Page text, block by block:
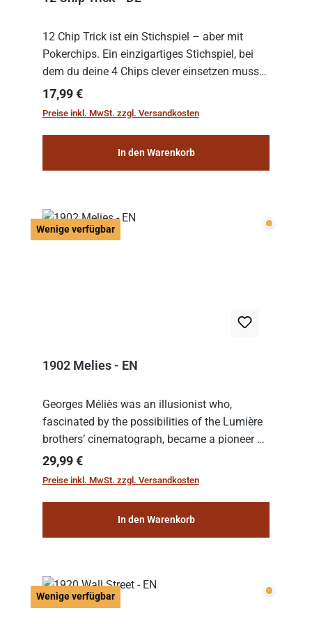
12 Chip Trick ist ein Stichspiel – aber mit
Pokerchips. Ein einzigartiges Stichspiel, bei
dem du deine 4 Chips clever einsetzen musst.
Wer die Chips mit dem höchsten Gesamtwert
hat, gewinnt die Runde. Aber Vorsicht: D...
Regulärer Preis:
17,99 €
Preise inkl. MwSt. zzgl. Versandkosten
In den Warenkorb
Wenige verfügbar Wenige
1902 Melies - EN
Georges Méliès was an illusionist who,
fascinated by the possibilities of the Lumière
brothers’ cinematograph, became a pioneer of
cinema. In 1902, he filmed his most famous
work: “Le Voyage dans la Lune” (“A Trip to...
Regulärer Preis:
29,99 €
Preise inkl. MwSt. zzgl. Versandkosten
In den Warenkorb
Wenige verfügbar Wenige